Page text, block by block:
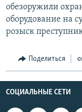
Все сайты РСЕ/
обезоружили
оборудование на
розыск
Поделиться
СОЦИАЛЬНЫЕ СЕТИ